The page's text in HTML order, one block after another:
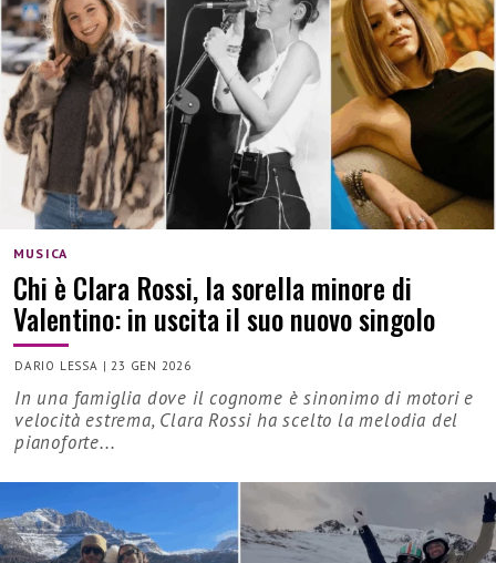
MUSICA
Chi è Clara Rossi, la sorella minore di
Valentino: in uscita il suo nuovo singolo
DARIO LESSA | 23 GEN 2026
In una famiglia dove il cognome è sinonimo di motori e
velocità estrema, Clara Rossi ha scelto la melodia del
pianoforte...